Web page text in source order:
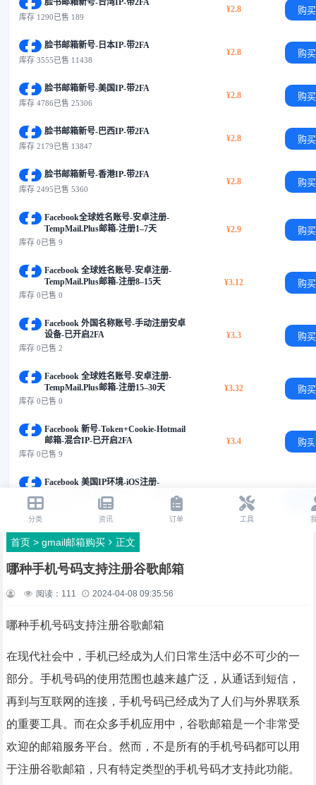
首页> gmail邮箱购买 正文
哪种手机号码支持注册谷歌邮箱
阅读： 111 2024-04-08 09:35:56
哪种手机号码支持注册谷歌邮箱
在现代社会中，手机已经成为人们日常生活中必不可少的一
部分。手机号码的使用范围也越来越广泛，从通话到短信，
再到与互联网的连接，手机号码已经成为了人们与外界联系
的重要工具。而在众多手机应用中，谷歌邮箱是一个非常受
欢迎的邮箱服务平台。然而，不是所有的手机号码都可以用
于注册谷歌邮箱，只有特定类型的手机号码才支持此功能。